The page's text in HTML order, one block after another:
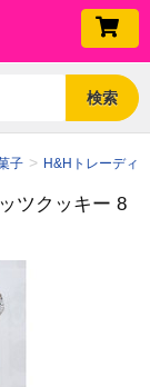
検索
子 H&Hトレーディ
ツクッキー 8